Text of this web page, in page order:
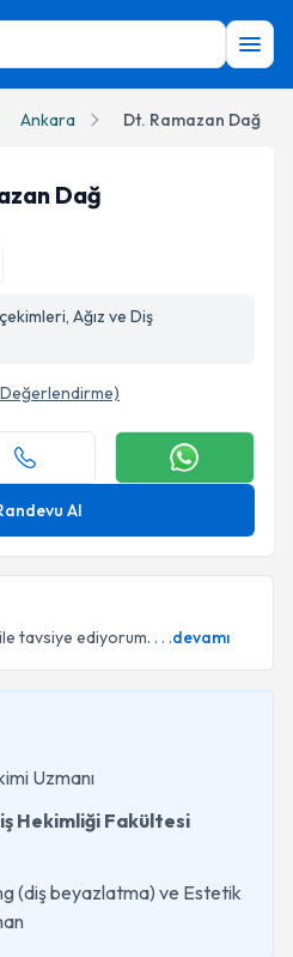
Ankara Dt. Ramazan Dağ
Dağ
Ağız ve Diş
Değerlendirme)
Al
tavsiye ediyorum. . . .devamı
Uzmanı
Hekimliği Fakültesi
(diş beyazlatma) ve Estetik